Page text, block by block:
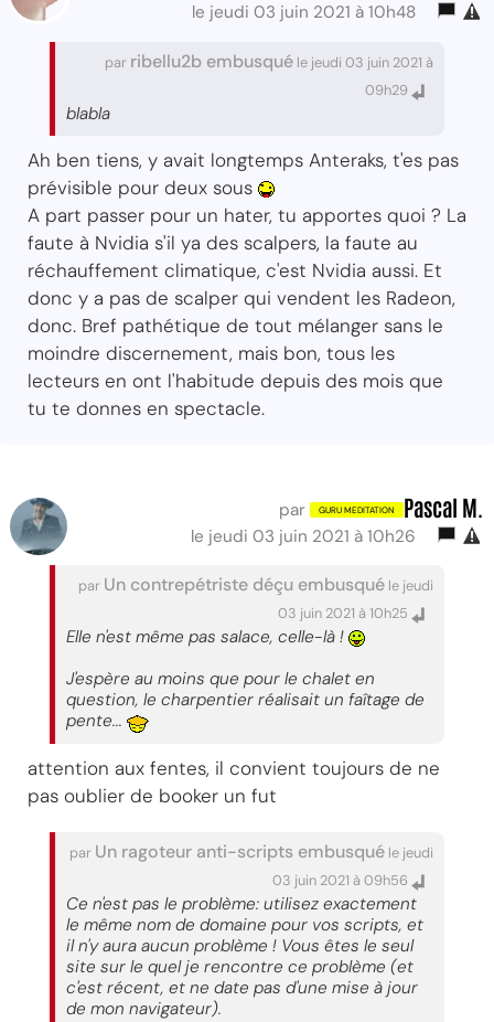
le jeudi 03 juin 2021 à 10h48
par ribellu2b embusqué le jeudi 03 juin 2021 à
09h29
blabla
Ah ben tiens, y avait longtemps Anteraks, t'es pas
prévisible pour deux sous
A part passer pour un hater, tu apportes quoi ? La
faute à Nvidia s'il ya des scalpers, la faute au
réchauffement climatique, c'est Nvidia aussi. Et
donc y a pas de scalper qui vendent les Radeon,
donc. Bref pathétique de tout mélanger sans le
moindre discernement, mais bon, tous les
lecteurs en ont l'habitude depuis des mois que
tu te donnes en spectacle.
par Pascal M.
le jeudi 03 juin 2021 à 10h26
par Un contrepétriste déçu embusqué le jeudi
03 juin 2021 à 10h25
Elle n'est même pas salace, celle-là !
J'espère au moins que pour le chalet en
question, le charpentier réalisait un faîtage de
pente...
attention aux fentes, il convient toujours de ne
pas oublier de booker un fut
par Un ragoteur anti-scripts embusqué le jeudi
03 juin 2021 à 09h56
Ce n'est pas le problème: utilisez exactement
le même nom de domaine pour vos scripts, et
il n'y aura aucun problème ! Vous êtes le seul
site sur le quel je rencontre ce problème (et
c'est récent, et ne date pas d'une mise à jour
de mon navigateur).